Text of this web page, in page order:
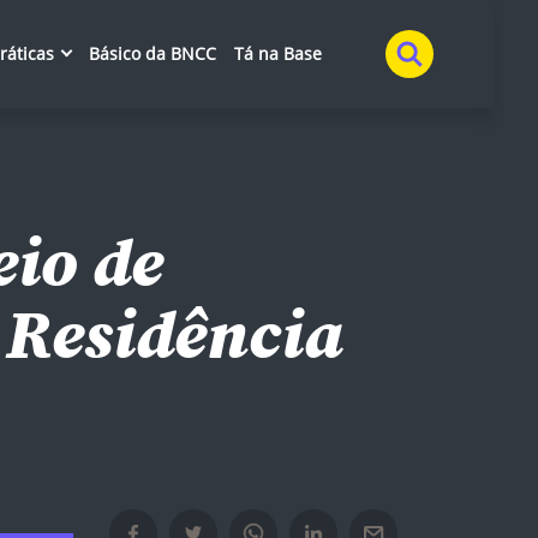
Básico da BNCC Tá na Base Buscar
de